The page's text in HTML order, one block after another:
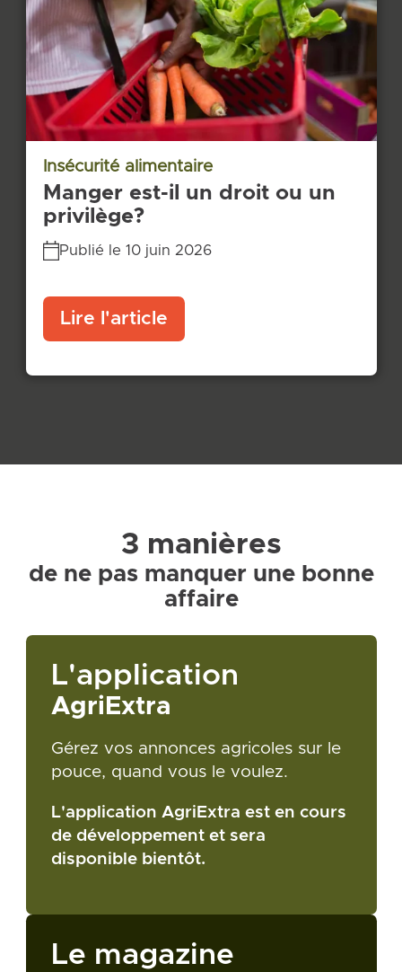
Insécurité alimentaire
Manger est-il un droit ou un
privilège?
Publié le 10 juin 2026
Lire l'article
3 manières
de ne pas manquer une bonne
affaire
L'application
AgriExtra
Gérez vos annonces agricoles sur le
pouce, quand vous le voulez.
L'application AgriExtra est en cours
de développement et sera
disponible bientôt.
Le magazine